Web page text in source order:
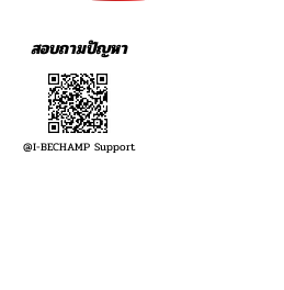
สอบถามปัญหา
@I-BECHAMP Support